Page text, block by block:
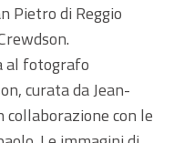
Pietro di Reggio
al fotografo
curata da Jean-
collaborazione con le